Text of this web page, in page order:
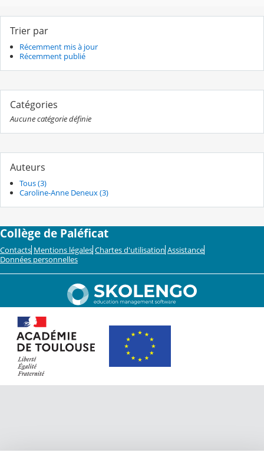
Trier par
Récemment mis à jour
Récemment publié
Catégories
Aucune catégorie définie
Auteurs
Tous (3)
Caroline-Anne Deneux (3)
Collège de Paléficat
Contacts Mentions légales Chartes d'utilisation Assistance
Données personnelles